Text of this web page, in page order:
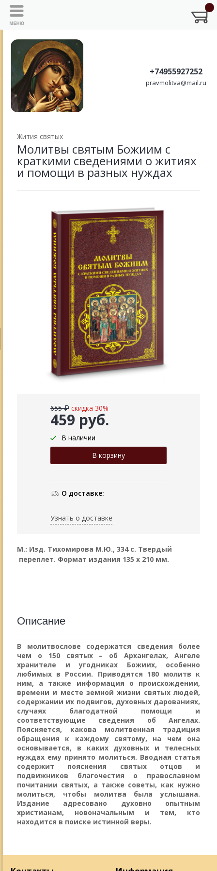
+74955927252
pravmolitva@mail.ru
Жития святых
Молитвы святым Божиим с
краткими сведениями о житиях
и помощи в разных нуждах
459 руб.
655 ₽ скидка 30%
В наличии
О доставке:
Узнать о доставке
М.: Изд. Тихомирова М.Ю., 334 с. Твердый
переплет. Формат издания 135 х 210 мм.
Описание
В молитвослове содержатся сведения более
чем о 150 святых – об Архангелах, Ангеле
хранителе и угодниках Божиих, особенно
любимых в России. Приводятся 180 молитв к
ним, а также информация о происхождении,
времени и месте земной жизни святых людей,
содержании их подвигов, духовных дарованиях,
случаях благодатной помощи и
соответствующие сведения об Ангелах.
Поясняется, какова молитвенная традиция
обращения к каждому святому, на чем она
основывается, в каких духовных и телесных
нуждах ему принято молиться. Вводная статья
содержит пояснения святых отцов и
подвижников благочестия о православном
почитании святых, а также советы, как нужно
молиться, чтобы молитва была услышана.
Издание адресовано духовно опытным
христианам, новоначальным и тем, кто
находится в поиске истинной веры.